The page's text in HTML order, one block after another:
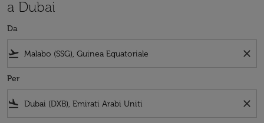
a Dubai
Da
flight_takeoff close
Per
flight_land close